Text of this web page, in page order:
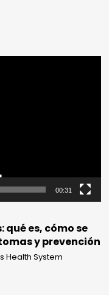
00:31
qué es, cómo se
y prevención
Health System